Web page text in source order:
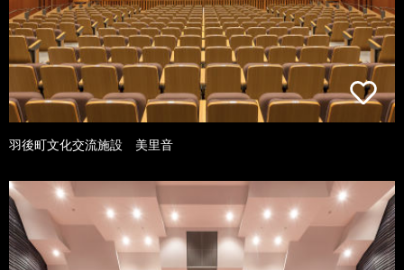
羽後町文化交流施設 美里音